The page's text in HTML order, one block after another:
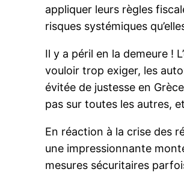
appliquer leurs règles
risques systémiques
Il y a péril en la demeure !
vouloir trop exiger, les
évitée de justesse en
pas sur toutes les autres,
En réaction à la crise des
une impressionnante
mesures sécuritaires